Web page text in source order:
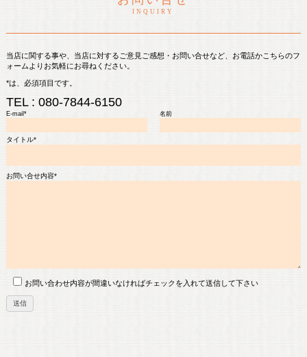
INQUIRY
当店に関する事や、当店に対するご意見ご感想・お問い合せなど、お電話かこちらのフ
ォームよりお気軽にお尋ねください。
*は、必須項目です。
TEL : 080-7844-6150
E-mail* 名前
タイトル*
お問い合せ内容*
お問い合わせ内容が間違いなければチェックを入れて送信して下さい